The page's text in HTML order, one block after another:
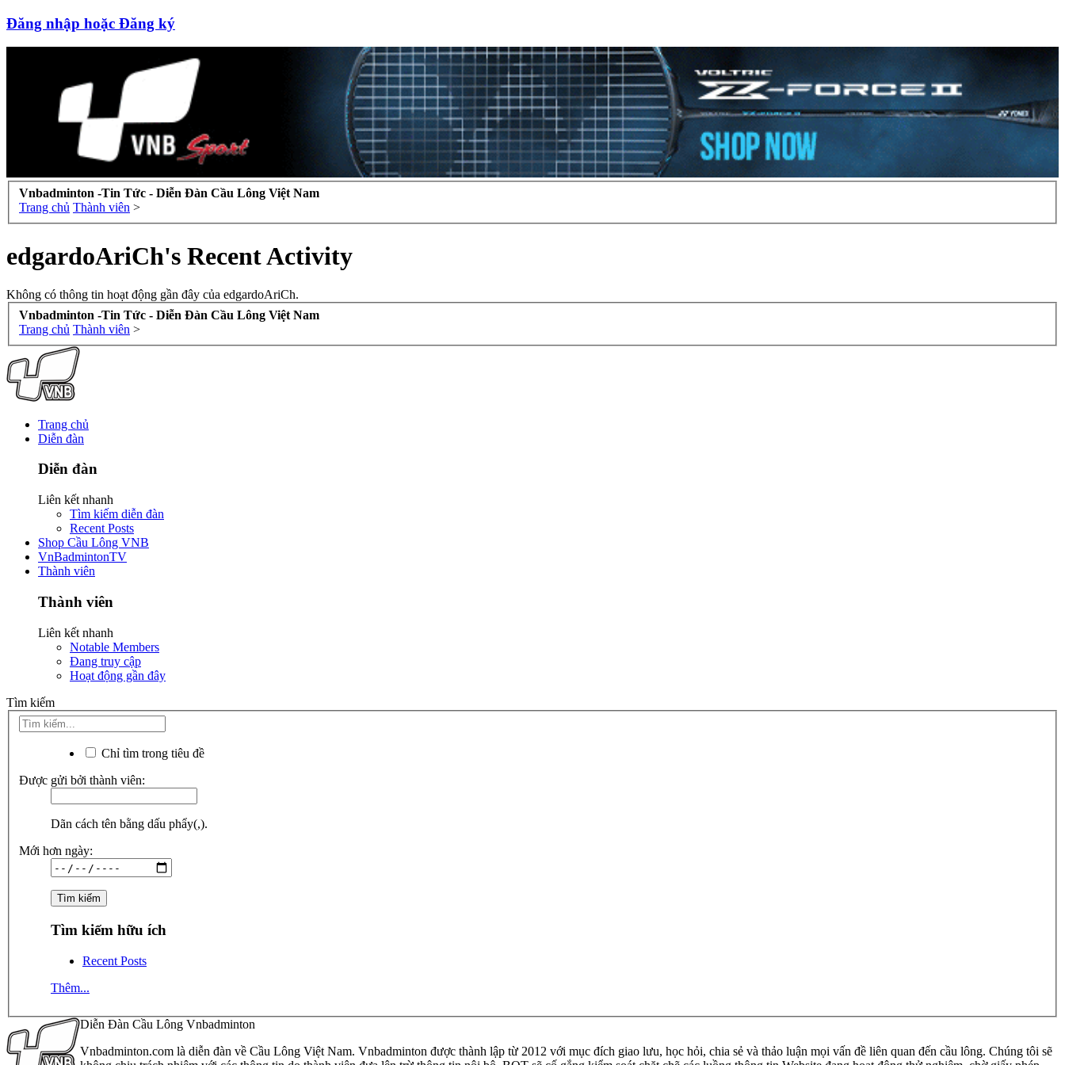
Đăng nhập hoặc Đăng ký
Vnbadminton -Tin Tức - Diễn Đàn Cầu Lông Việt Nam
Trang chủ Thành viên >
edgardoAriCh's Recent Activity
Không có thông tin hoạt động gần đây của edgardoAriCh.
Vnbadminton -Tin Tức - Diễn Đàn Cầu Lông Việt Nam
Trang chủ Thành viên >
Trang chủ
Diễn đàn
Diễn đàn
Liên kết nhanh
Tìm kiếm diễn đàn
Recent Posts
Shop Cầu Lông VNB
VnBadmintonTV
Thành viên
Thành viên
Liên kết nhanh
Notable Members
Đang truy cập
Hoạt động gần đây
Tìm kiếm
Chỉ tìm trong tiêu đề
Được gửi bởi thành viên:
Dãn cách tên bằng dấu phẩy(,).
Mới hơn ngày:
Tìm kiếm hữu ích
Recent Posts
Thêm...
Diễn Đàn Cầu Lông Vnbadminton
Vnbadminton.com là diễn đàn về Cầu Lông Việt Nam. Vnbadminton được thành lập từ 2012 với mục đích giao lưu, học hỏi, chia sẻ và thảo luận mọi vấn đề liên quan đến cầu lông. Chúng tôi sẽ